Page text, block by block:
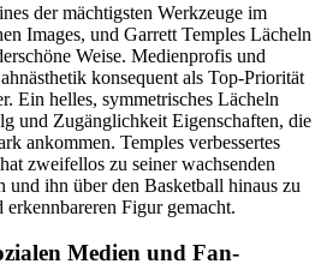
der mächtigsten Werkzeuge im
Images, und Garrett Temples Lächeln
Weise. Medienprofis und
konsequent als Top-Priorität
Ein helles, symmetrisches Lächeln
und Zugänglichkeit Eigenschaften, die
ankommen. Temples verbessertes
zweifellos zu seiner wachsenden
und ihn über den Basketball hinaus zu
erkennbareren Figur gemacht.
Medien und Fan-